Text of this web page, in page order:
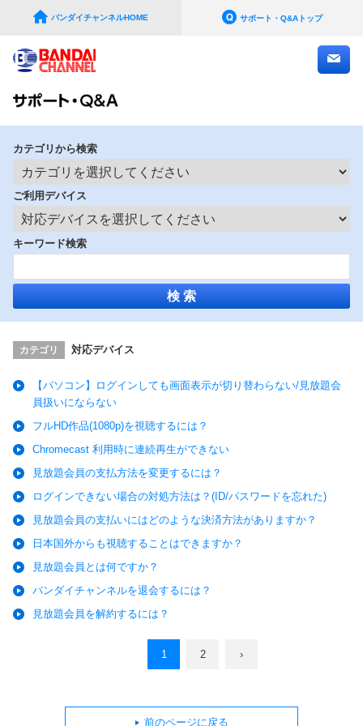
バンダイチャンネルHOME サポート・Q&Aトップ
カテゴリから検索
ご利用デバイス
キーワード検索
カテゴリ 対応デバイス
【パソコン】ログインしても画面表示が切り替わらない/見放題会
員扱いにならない
フルHD作品(1080p)を視聴するには？
Chromecast 利用時に連続再生ができない
見放題会員の支払方法を変更するには？
ログインできない場合の対処方法は？(ID/パスワードを忘れた)
見放題会員の支払いにはどのような決済方法がありますか？
日本国外からも視聴することはできますか？
見放題会員とは何ですか？
バンダイチャンネルを退会するには？
見放題会員を解約するには？
1 2 ›
前のページに戻る